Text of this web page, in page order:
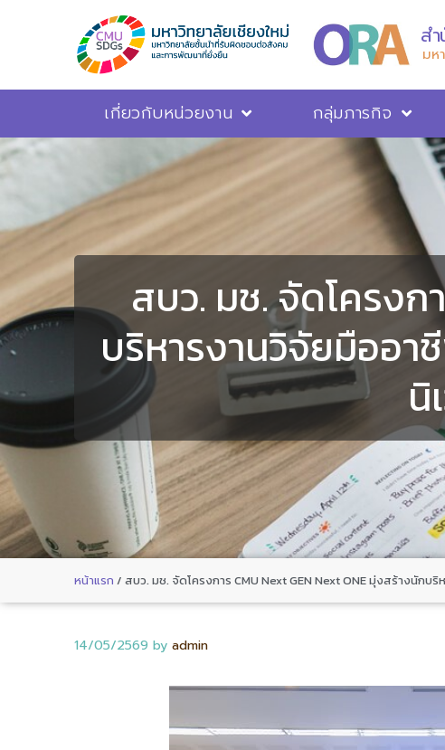
ส
มห
เกี่ยวกับหน่วยงาน กลุ่มภารกิจ
สบว. มช. จัดโครงก
บริหารงานวิจัยมืออา
นิ
หน้าแรก / สบว. มช. จัดโครงการ CMU Next GEN Next ONE มุ่งสร้างนัก
14/05/2569 by admin